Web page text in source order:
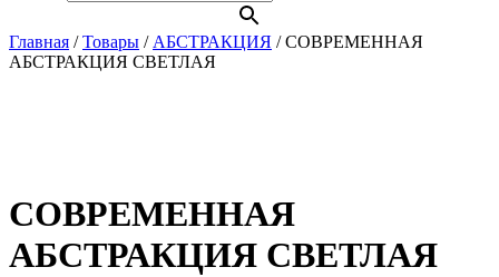
Главная /Товары / АБСТРАКЦИЯ /СОВРЕМЕННАЯ
АБСТРАКЦИЯ СВЕТЛАЯ
СОВРЕМЕННАЯ
АБСТРАКЦИЯ СВЕТЛАЯ